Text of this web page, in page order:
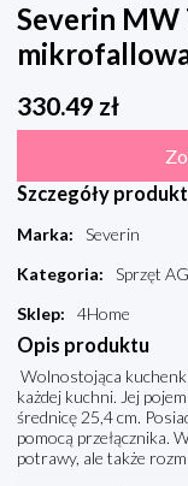
Severin MW
330.49 zł
Szczegóły
Marka:
Severin
Kategoria:
Sprzęt
Sklep: 4Home
Opis produktu
Wolnostojąca
każdej kuchni. Jej
średnicę 25,4 cm.
pomocą przełącznika.
potrawy, ale także